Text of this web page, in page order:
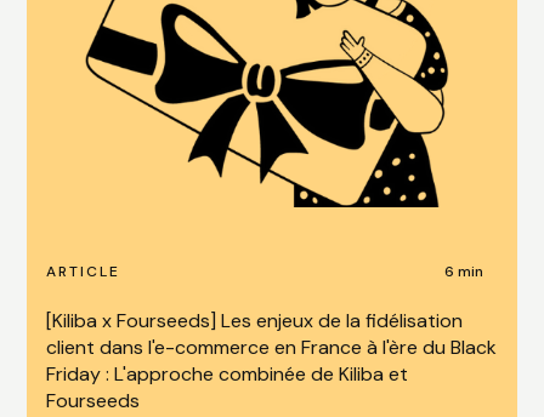
ARTICLE 6 min
[Kiliba x Fourseeds] Les enjeux de la fidélisation
client dans l'e-commerce en France à l'ère du Black
Friday : L'approche combinée de Kiliba et
Fourseeds